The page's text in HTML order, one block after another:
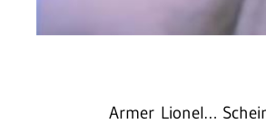
Armer Lionel…